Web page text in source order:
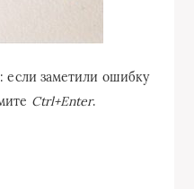
если заметили ошибку
Ctrl+Enter.